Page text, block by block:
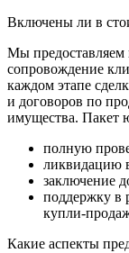
Включены ли в
Мы предоставляем
сопровождение
каждом этапе
и договоров по
имущества. Пакет
полную
ликвидацию
заключение
поддержку в
купли-
Какие аспекты